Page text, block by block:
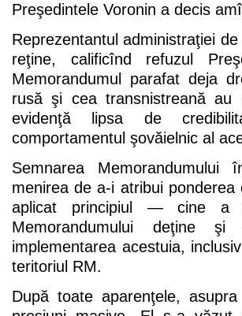
Preşedintele Voronin a decis
Reprezentantul administraţiei
reţine, calificînd refuzul
Memorandumul parafat deja
rusă şi cea transnistreană
evidenţă lipsa de
comportamentul şovăielnic al
Semnarea
menirea de a-i atribui
aplicat principiul — cine a
Memorandumului deţine
implementarea acestuia,
teritoriul RM.
După toate aparenţele,